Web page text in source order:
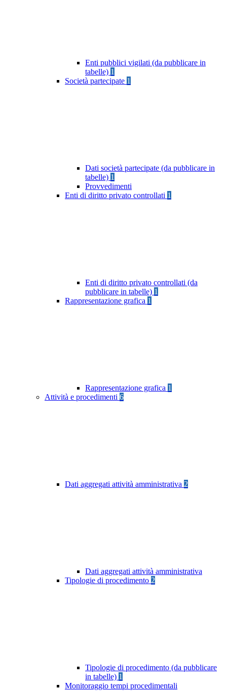
Enti pubblici vigilati (da pubblicare in
tabelle) 1
Società partecipate 1
Dati società partecipate (da pubblicare in
tabelle) 1
Provvedimenti
Enti di diritto privato controllati 1
Enti di diritto privato controllati (da
pubblicare in tabelle) 1
Rappresentazione grafica 1
Rappresentazione grafica 1
Attività e procedimenti 6
Dati aggregati attività amministrativa 2
Dati aggregati attività amministrativa
Tipologie di procedimento 2
Tipologie di procedimento (da pubblicare
in tabelle) 1
Monitoraggio tempi procedimentali